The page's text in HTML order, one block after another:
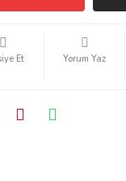
Et Yorum Yaz